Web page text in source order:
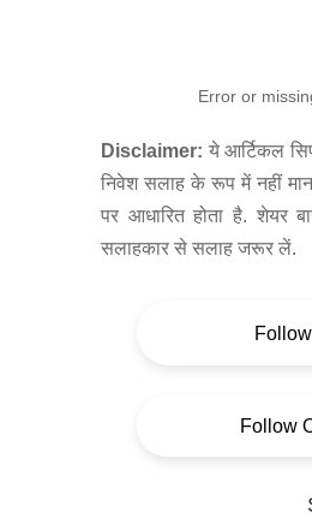
Error or
Disclaimer: ये आर्टिकल
निवेश सलाह के रूप में नहीं
पर आधारित होता है. शेयर
सलाहकार से सलाह जरूर लें.
Follow